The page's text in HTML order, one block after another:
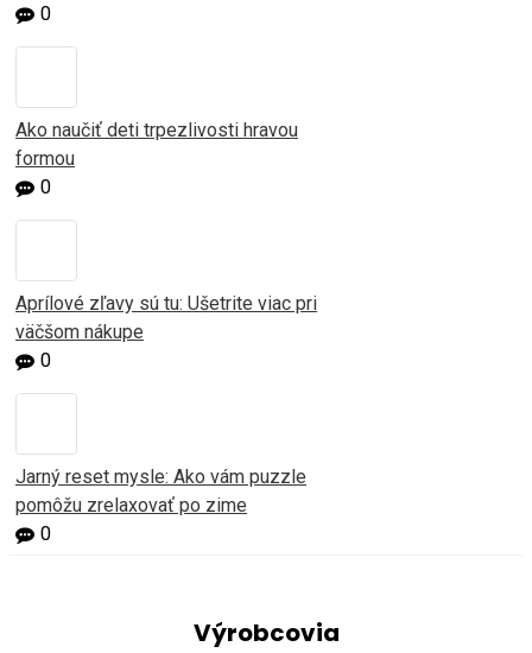
0
Ako naučiť deti trpezlivosti hravou
formou
0
Aprílové zľavy sú tu: Ušetrite viac pri
väčšom nákupe
0
Jarný reset mysle: Ako vám puzzle
pomôžu zrelaxovať po zime
0
Výrobcovia